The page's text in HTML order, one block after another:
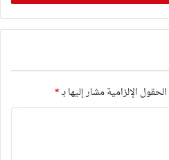
الحقول الإلزامية مشار إليها بـ*